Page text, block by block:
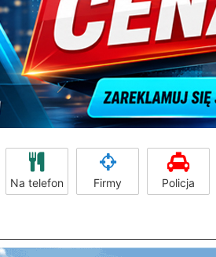
Na telefon Firmy Policja